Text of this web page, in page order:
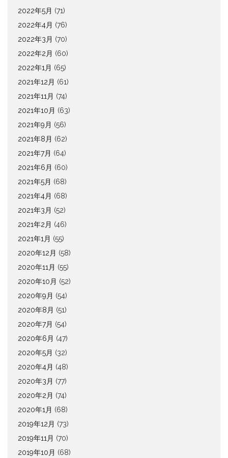
2022年5月 (71)
2022年4月 (76)
2022年3月 (70)
2022年2月 (60)
2022年1月 (65)
2021年12月 (61)
2021年11月 (74)
2021年10月 (63)
2021年9月 (56)
2021年8月 (62)
2021年7月 (64)
2021年6月 (60)
2021年5月 (68)
2021年4月 (68)
2021年3月 (52)
2021年2月 (46)
2021年1月 (55)
2020年12月 (58)
2020年11月 (55)
2020年10月 (52)
2020年9月 (54)
2020年8月 (51)
2020年7月 (54)
2020年6月 (47)
2020年5月 (32)
2020年4月 (48)
2020年3月 (77)
2020年2月 (74)
2020年1月 (68)
2019年12月 (73)
2019年11月 (70)
2019年10月 (68)